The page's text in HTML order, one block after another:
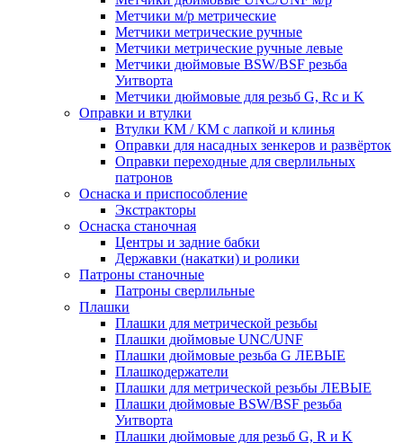
Метчики м/р метрические
Метчики метрические ручные
Метчики метрические ручные левые
Метчики дюймовые BSW/BSF резьба
Уитворта
Метчики дюймовые для резьб G, Rc и K
Оправки и втулки
Втулки КМ / КМ с лапкой и клинья
Оправки для насадных зенкеров и развёрток
Оправки переходные для сверлильных
патронов
Оснаска и приспособление
Экстракторы
Оснаска станочная
Центры и задние бабки
Державки (накатки) и ролики
Патроны станочные
Патроны сверлильные
Плашки
Плашки для метрической резьбы
Плашки дюймовые UNC/UNF
Плашки дюймовые резьба G ЛЕВЫЕ
Плашкодержатели
Плашки для метрической резьбы ЛЕВЫЕ
Плашки дюймовые BSW/BSF резьба
Уитворта
Плашки дюймовые для резьб G, R и K